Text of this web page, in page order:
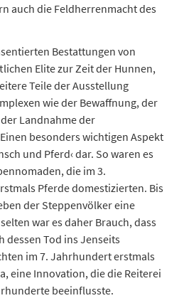
auch die Feldherrenmacht des
Bestattungen von
Elite zur Zeit der Hunnen,
Teile der Ausstellung
wie der Bewaffnung, der
Landnahme der
besonders wichtigen Aspekt
und Pferd‹ dar. So waren es
die im 3.
Pferde domestizierten. Bis
der Steppenvölker eine
war es daher Brauch, dass
dessen Tod ins Jenseits
im 7. Jahrhundert erstmals
eine Innovation, die die Reiterei
beeinflusste.